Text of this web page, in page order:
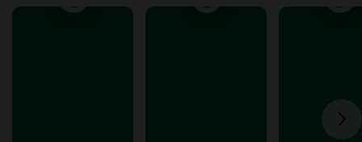
Episodios